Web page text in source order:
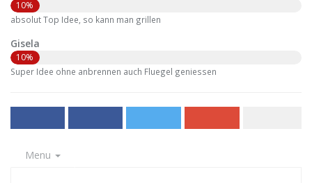
10%
absolut Top Idee, so kann man grillen
Gisela
10%
Super Idee ohne anbrennen auch Fluegel geniessen
Menu